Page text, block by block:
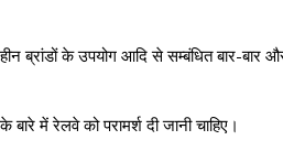
ब्रांडों के उपयोग आदि से सम्बंधित बार-बार
में रेलवे को परामर्श दी जानी चाहिए।